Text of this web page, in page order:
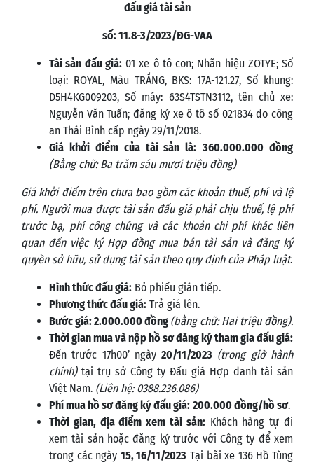
đấu giá tài sản
số:11.8-3/2023/ĐG-VAA
Tài sản đấu giá:01 xe ô tô con; Nhãn hiệu ZOTYE; Số
loại: ROYAL, Màu TRẮNG, BKS: 17A-121.27, Số khung:
D5H4KG009203, Số máy: 63S4TSTN3112, tên chủ xe:
Nguyễn Văn Tuấn; đăng ký xe ô tô số 021834 do công
an Thái Bình cấp ngày 29/11/2018.
Giá khởi điểm của tài sản là: 360.000.000 đồng
(Bằng chữ:Ba trăm sáumươi triệu đồng)
Giá khởi điểm trên chưa bao gồm các khoản thuế, phí và lệ
phí. Người mua được tài sản đấu giá phải chịu thuế, lệ phí
trư­ớc bạ, phí công chứng và các khoản chi phí khác liên
quan đến việc ký Hợp đồng mua bán tài sản và đăng ký
quyền sở hữu, sử dụng tài sản theo quy định của Pháp luật.
Hình thức đấu giá: Bỏ phiếu gián tiếp.
Phương thức đấu giá: Trả giá lên.
Bước giá:2.000.000 đồng (bằng chữ: Haitriệu đồng).
Thời gian mua và nộp hồ sơ đăng ký tham gia đấu giá:
Đến trước 17h00’ ngày20/11/2023 (trong giờ hành
chính) tại trụ sở Công ty Đấu giá Hợp danh tài sản
Việt Nam. (Liên hệ: 0388.236.086)
Phí mua hồ sơ đăng ký đấu giá: 200.000 đồng/hồ sơ.
Thời gian, địa điểm xem tài sản:Khách hàng tự đi
xem tài sản hoặc đăng ký trước với Công ty để xem
trong các ngày 15, 16/11/2023 Tại bãi xe 136 Hồ Tùng